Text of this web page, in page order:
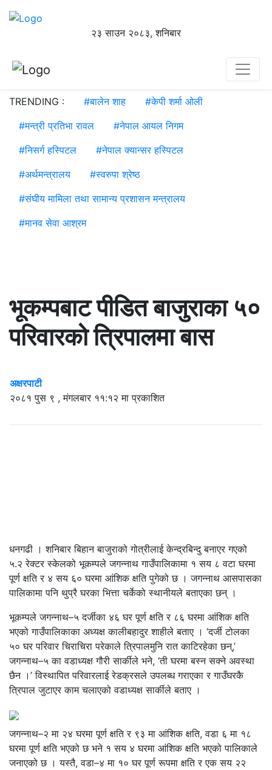
२३ साउन २०८३, शनिबार
TRENDING : #बालेन शाह #केपी शर्मा ओली
#मन्त्री प्रतिभा रावल #नेपाल आयल निगम
#निसर्ग हस्पिटल #नेपाल क्यान्सर हस्पिटल
#अर्थमन्त्रालय #स्वरुपा श्रेष्ठ
#संघीय मामिला तथा सामान्य प्रशासन मन्त्रालय
#मानव सेवा आश्रम
भूकम्पबाट पीडित बाजुराका ५०
परिवारको त्रिपालमा बास
अक्षरपाटी
२०८१ पुस ९ , मंगलबार ११:१२ मा प्रकाशित
धनगढी । शनिबार बिहान बाजुराको गोत्रीलाई केन्द्रबिन्दु बनाएर गएको
५.२ रेक्टर स्केलको भूकम्पले जगन्नाथ गाउँपालिकामा १ सय ८ वटा घरमा
पूर्ण क्षति र ४ सय ६० घरमा आंशिक क्षति पुगेको छ । जगन्नाथ आसपासका
पालिकामा पनि थुप्रै घरका भित्ता चर्केको स्थानीयले बताएका छन् ।
भूकम्पले जगन्नाथ–५ दर्जीका ४६ घर पूर्ण क्षति र ८६ घरमा आंशिक क्षति
भएको गाउँपालिकाका अध्यक्ष कालीबहादुर शाहीले बताए । ‘दर्जी टोलका
५० घर परिवार चिराचिरा परेकाले त्रिपालमुनि रात काटिरहेका छन्,’
जगन्नाथ–५ का वडाध्यक्ष गौरी सार्कीले भने, ‘ती घरमा बस्न सक्ने अवस्था
छैन ।’ विस्थापित परिवारलाई रेडक्रसले उपलब्ध गराएका र गाउँघरकै
त्रिपाल जुटाएर काम चलाएको वडाध्यक्ष सार्कीले बताए ।
जगन्नाथ–२ मा २४ घरमा पूर्ण क्षति र ९३ मा आंशिक क्षति, वडा ६ मा १८
घरमा पूर्ण क्षति भएको छ भने १ सय ४ घरमा आंशिक क्षति भएको पालिकाले
जनाएको छ । यस्तै, वडा–४ मा १० घर पूर्ण रूपमा क्षति र एक सय २२